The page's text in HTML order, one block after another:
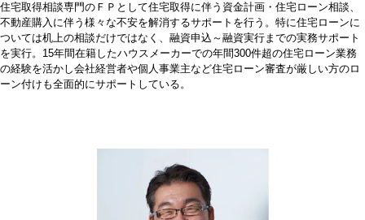
住宅取得相談専門のＦＰとして住宅取得に伴う資金計画・住宅ローン相談、
不動産購入に伴う様々な不安を解消するサポートを行う。特に住宅ローンに
ついては机上の相談だけではなく、融資申込～融資実行までの実務サポート
を実行。15年間在籍したハウスメーカーでの年間300件超の住宅ローン業務
の経験を活かし会社経営者や個人事業主など住宅ローン審査が厳しい方のロ
ーン付けも全面的にサポートしている。